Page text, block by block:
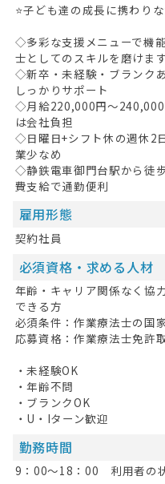
HOME
無料会員登録
ログイン
キープした求人
最近見た求人
掲載希望の方へ
⭐子ども達の成長に携わり
◇多彩な支援メニューで機
士としてのスキルを磨けま
◇新卒・未経験・ブランク
しっかりサポート
◇月給220,000円～240,000
は会社負担
◇日曜日+シフト休の週休2
業少なめ
◇静鉄電車御門台駅から徒
費支給で通勤便利
雇用形態
契約社員
必須資格・求める人材
年齢・キャリア関係なく
できる方
必須条件：作業療法士の国
応募資格：作業療法士免許
・未経験OK
・年齢不問
・ブランクOK
・U・Iターン歓迎
勤務時間
9：00～18：00 利用者の